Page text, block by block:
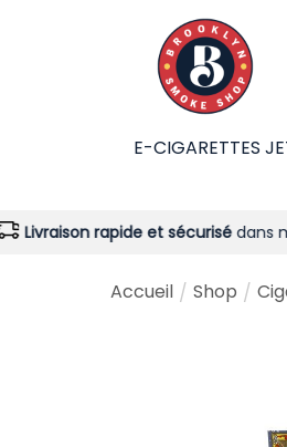
E-CIGARETTES
et sécurisédans moins de
Accueil / Shop /